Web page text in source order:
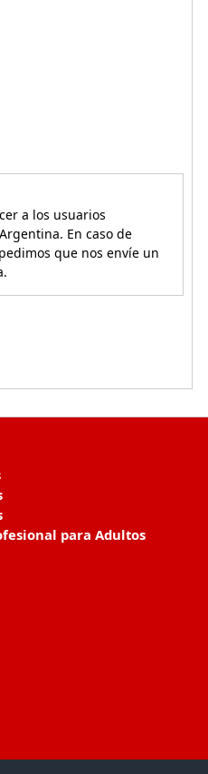
a los usuarios
En caso de
que nos envíe un
para Adultos